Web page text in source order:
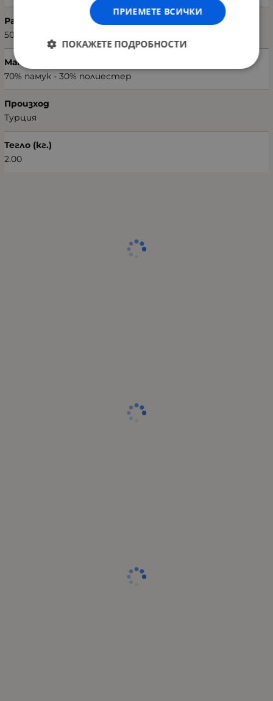
Размери на калъфката (Ш х В)
50 х 70 см
Материал текстил
70% памук - 30% полиестер
Произход
Турция
Тегло (кг.)
2.00
ПРИЕМЕТЕ ВСИЧКИ
ПОКАЖЕТЕ ПОДРОБНОСТИ